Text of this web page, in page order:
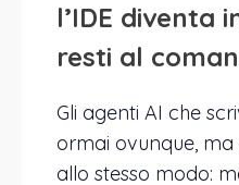
l’IDE diventa
resti al
Gli agenti AI che
ormai ovunque,
allo stesso modo: